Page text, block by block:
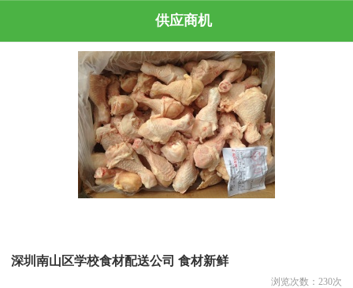
供应商机
深圳南山区学校食材配送公司 食材新鲜
浏览次数： 230次